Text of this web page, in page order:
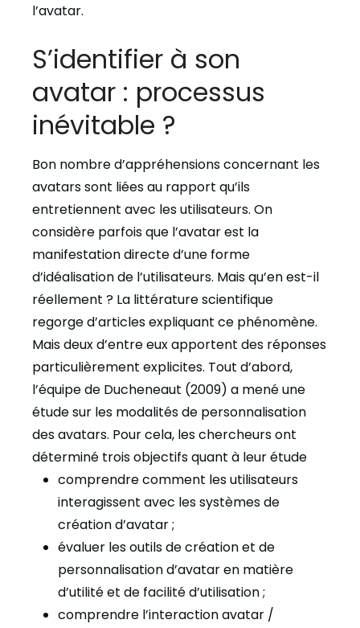
l’avatar.
S’identifier à son
avatar : processus
inévitable ?
Bon nombre d’appréhensions concernant les
avatars sont liées au rapport qu’ils
entretiennent avec les utilisateurs. On
considère parfois que l’avatar est la
manifestation directe d’une forme
d’idéalisation de l’utilisateurs. Mais qu’en est-il
réellement ? La littérature scientifique
regorge d’articles expliquant ce phénomène.
Mais deux d’entre eux apportent des réponses
particulièrement explicites. Tout d’abord,
l’équipe de Ducheneaut (2009) a mené une
étude sur les modalités de personnalisation
des avatars. Pour cela, les chercheurs ont
déterminé trois objectifs quant à leur étude
comprendre comment les utilisateurs
interagissent avec les systèmes de
création d’avatar ;
évaluer les outils de création et de
personnalisation d’avatar en matière
d’utilité et de facilité d’utilisation ;
comprendre l’interaction avatar /